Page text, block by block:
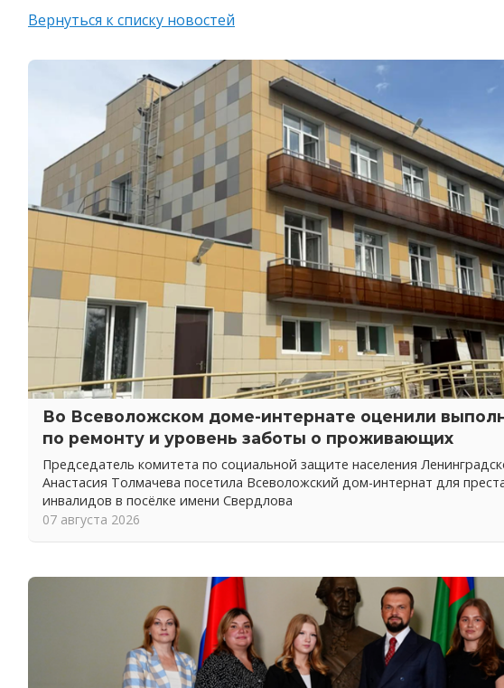
Вернуться к списку новостей
Во Всеволожском доме-интернате оценили
по ремонту и уровень заботы о проживающих
Председатель комитета по социальной защите населения
Анастасия Толмачева посетила Всеволожский дом-интернат для
инвалидов в посёлке имени Свердлова
07 августа 2026